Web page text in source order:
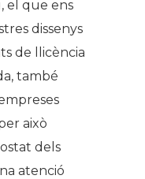
el que ens
dissenys
de llicència
també
això
dels
atenció